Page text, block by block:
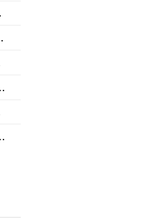
atrankoje
B sudėtį
Kroatijos atstovams